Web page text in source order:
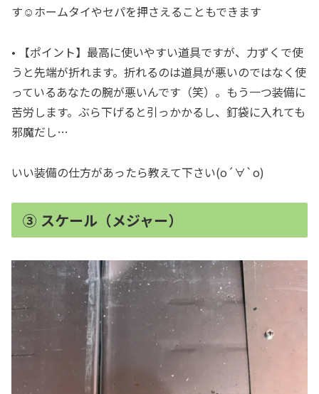
す☺︎ホームタイやセパを押さえることもできます
• 【ポイント】最高に使いやすい道具ですが、力ずくで使
うと先端が折れます。折れるのは道具が悪いのではなく使
っているあなたの腕が悪いんです（笑）。もう一つ装備に
苦労します。ぶら下げると引っかかるし、釘袋に入れても
邪魔だし…
いい装備の仕方があったら教えて下さい(о´∀`о)
③ スケール（メジャー）